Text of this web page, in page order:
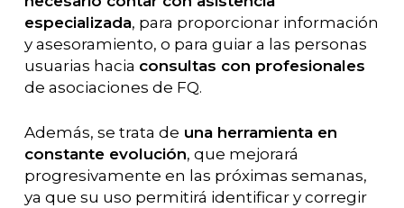
especializada, para proporcionar información
y asesoramiento, o para guiar a las personas
usuarias hacia consultas con profesionales
de asociaciones de FQ.
Además, se trata de una herramienta en
constante evolución, que mejorará
progresivamente en las próximas semanas,
ya que su uso permitirá identificar y corregir